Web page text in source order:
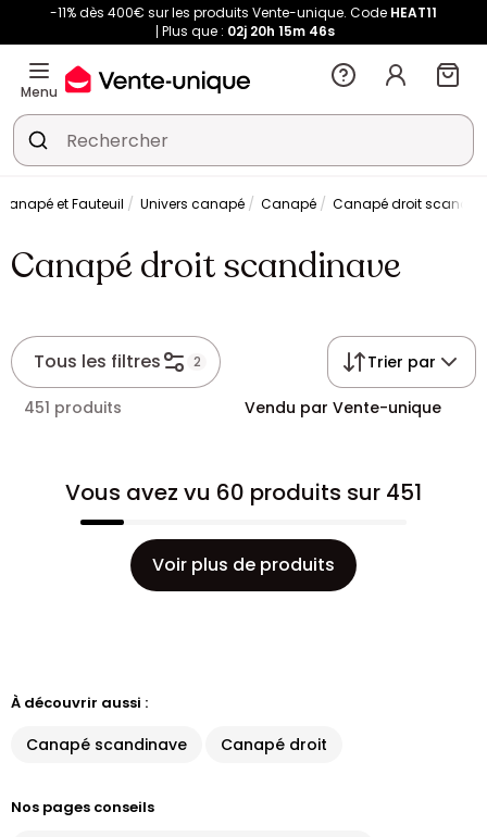
-11% dès 400€ sur les produits Vente-unique. Code HEAT11
Plus que : 02j 20h 15m 45s
Menu
et Fauteuil Univers canapé Canapé Canapé droit
Canapé droit scandinave
Tous les filtres 2 Trier par
451 produits Vendu par Vente-unique
Vous avez vu 60 produits sur 451
Voir plus de produits
À découvrir aussi :
Canapé scandinave Canapé droit
Nos pages conseils